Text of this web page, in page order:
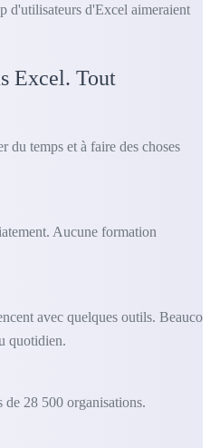
d'utilisateurs d'Excel aimeraient
Excel. Tout
du temps et à faire des choses
Aucune formation
avec quelques outils.
quotidien.
de 28 500 organisations.